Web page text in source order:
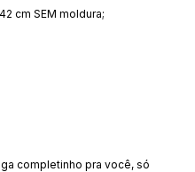
cm SEM moldura;
completinho pra você, só